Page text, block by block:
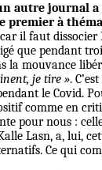
autre journal
premier à
il faut dissocier
que pendant
la mouvance
je tire ».
le Covid.
comme en
pour nous :
Lasn, a, lui,
Ce qui